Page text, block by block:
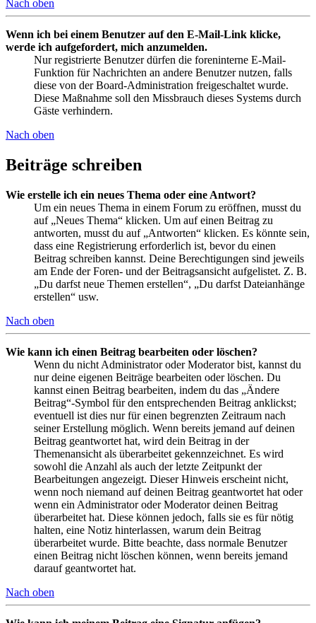
Nach oben
Wenn ich bei einem Benutzer auf den E-Mail-Link klicke,
werde ich aufgefordert, mich anzumelden.
Nur registrierte Benutzer dürfen die foreninterne E-Mail-
Funktion für Nachrichten an andere Benutzer nutzen, falls
diese von der Board-Administration freigeschaltet wurde.
Diese Maßnahme soll den Missbrauch dieses Systems durch
Gäste verhindern.
Nach oben
Beiträge schreiben
Wie erstelle ich ein neues Thema oder eine Antwort?
Um ein neues Thema in einem Forum zu eröffnen, musst du
auf „Neues Thema“ klicken. Um auf einen Beitrag zu
antworten, musst du auf „Antworten“ klicken. Es könnte sein,
dass eine Registrierung erforderlich ist, bevor du einen
Beitrag schreiben kannst. Deine Berechtigungen sind jeweils
am Ende der Foren- und der Beitragsansicht aufgelistet. Z. B.
„Du darfst neue Themen erstellen“, „Du darfst Dateianhänge
erstellen“ usw.
Nach oben
Wie kann ich einen Beitrag bearbeiten oder löschen?
Wenn du nicht Administrator oder Moderator bist, kannst du
nur deine eigenen Beiträge bearbeiten oder löschen. Du
kannst einen Beitrag bearbeiten, indem du das „Ändere
Beitrag“-Symbol für den entsprechenden Beitrag anklickst;
eventuell ist dies nur für einen begrenzten Zeitraum nach
seiner Erstellung möglich. Wenn bereits jemand auf deinen
Beitrag geantwortet hat, wird dein Beitrag in der
Themenansicht als überarbeitet gekennzeichnet. Es wird
sowohl die Anzahl als auch der letzte Zeitpunkt der
Bearbeitungen angezeigt. Dieser Hinweis erscheint nicht,
wenn noch niemand auf deinen Beitrag geantwortet hat oder
wenn ein Administrator oder Moderator deinen Beitrag
überarbeitet hat. Diese können jedoch, falls sie es für nötig
halten, eine Notiz hinterlassen, warum dein Beitrag
überarbeitet wurde. Bitte beachte, dass normale Benutzer
einen Beitrag nicht löschen können, wenn bereits jemand
darauf geantwortet hat.
Nach oben